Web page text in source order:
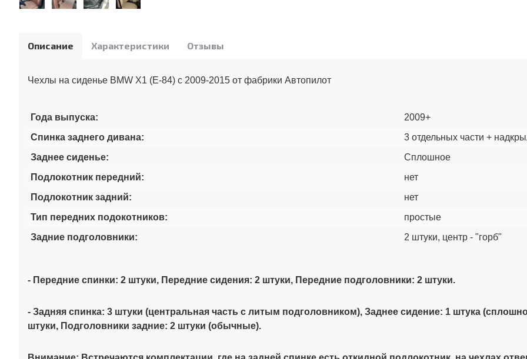
Описание Характеристики Отзывы
Чехлы на сиденье BMW X1 (E-84) с 2009-2015 от фабрики Автопилот
Года выпуска:
2009+
Спинка заднего дивана:
3 отдельных части +
Заднее сиденье:
Сплошное
Подлокотник передний:
нет
Подлокотник задний:
нет
Тип передних подокотников:
простые
Задние подголовники:
2 штуки, центр - "горб"
- Передние спинки: 2 штуки, Передние сидения: 2 штуки, Передние подголовники: 2 штуки.
- Задняя спинка: 3 штуки (центральная часть с литым подголовником), Заднее сидение: 1 штука
штуки, Подголовники задние: 2 штуки (обычные).